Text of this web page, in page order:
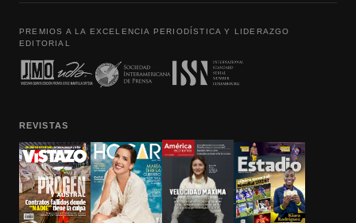
PREMIOS A LA EXCELENCIA PERIODÍSTICA Y LIDERAZGO
EDITORIAL
REVISTAS